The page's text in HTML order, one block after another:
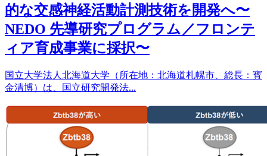
的な交感神経活動計測技術を開発へ〜
NEDO 先導研究プログラム／フロンテ
ィア育成事業に採択〜
国立大学法人北海道大学（所在地：北海道札幌市、総長：寳
金清博）は、国立研究開発法...